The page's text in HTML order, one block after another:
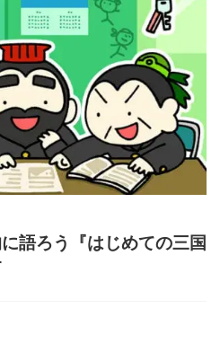
語ろう『はじめての三国